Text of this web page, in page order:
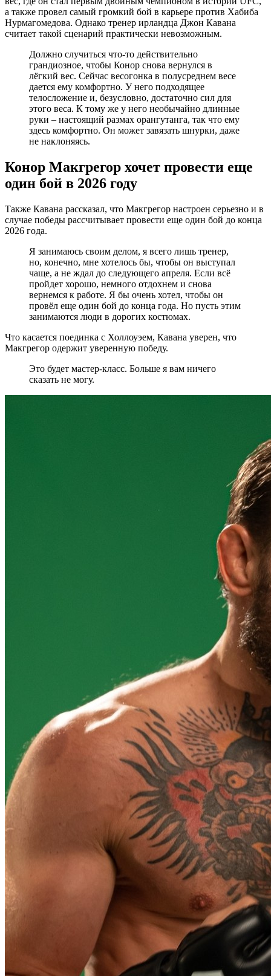
а также провел самый громкий бой в карьере против Хабиба
Нурмагомедова. Однако тренер ирландца Джон Кавана
считает такой сценарий практически невозможным.
Должно случиться что-то действительно
грандиозное, чтобы Конор снова вернулся в
лёгкий вес. Сейчас весогонка в полусреднем весе
дается ему комфортно. У него подходящее
телосложение и, безусловно, достаточно сил для
этого веса. К тому же у него необычайно длинные
руки – настоящий размах орангутанга, так что ему
здесь комфортно. Он может завязать шнурки, даже
не наклоняясь.
Конор Макгрегор хочет провести еще
один бой в 2026 году
Также Кавана рассказал, что Макгрегор настроен серьезно и в
случае победы рассчитывает провести еще один бой до конца
2026 года.
Я занимаюсь своим делом, я всего лишь тренер,
но, конечно, мне хотелось бы, чтобы он выступал
чаще, а не ждал до следующего апреля. Если всё
пройдет хорошо, немного отдохнем и снова
вернемся к работе. Я бы очень хотел, чтобы он
провёл еще один бой до конца года. Но пусть этим
занимаются люди в дорогих костюмах.
Что касается поединка с Холлоуэем, Кавана уверен, что
Макгрегор одержит уверенную победу.
Это будет мастер-класс. Больше я вам ничего
сказать не могу.